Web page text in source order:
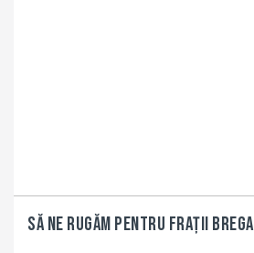
Să ne rugăm pentru fraţii Brega